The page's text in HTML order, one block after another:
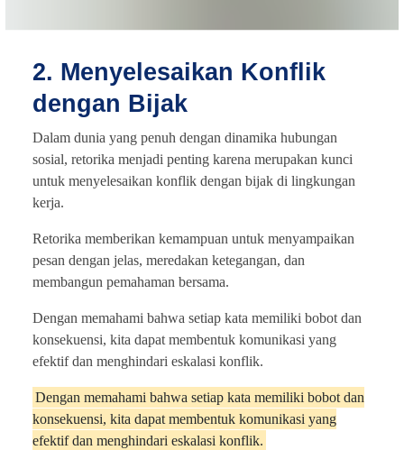
2. Menyelesaikan Konflik
dengan Bijak
Dalam dunia yang penuh dengan dinamika hubungan
sosial, retorika menjadi penting karena merupakan kunci
untuk menyelesaikan konflik dengan bijak di lingkungan
kerja.
Retorika memberikan kemampuan untuk menyampaikan
pesan dengan jelas, meredakan ketegangan, dan
membangun pemahaman bersama.
Dengan memahami bahwa setiap kata memiliki bobot dan
konsekuensi, kita dapat membentuk komunikasi yang
efektif dan menghindari eskalasi konflik.
Dengan memahami bahwa setiap kata memiliki bobot dan
konsekuensi, kita dapat membentuk komunikasi yang
efektif dan menghindari eskalasi konflik.